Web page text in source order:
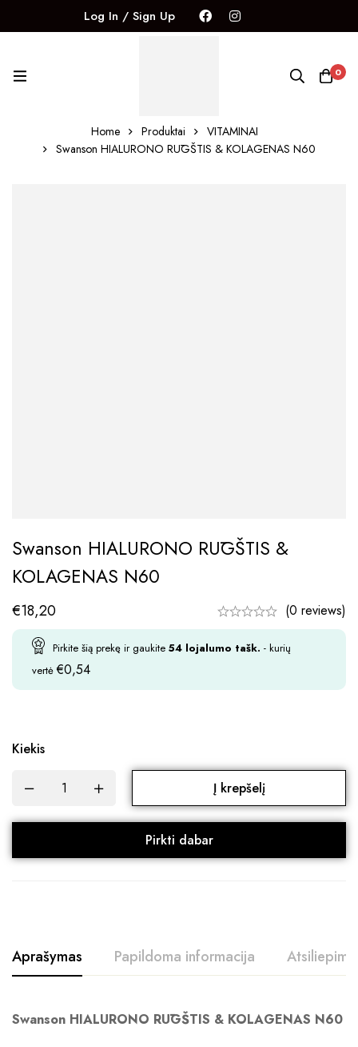
Log In / Sign Up
0
Home Produktai
VITAMINAI
Swanson HIALURONO RŪGŠTIS & KOLAGENAS N60
Swanson HIALURONO RŪGŠTIS &
KOLAGENAS N60
€18,20 (0 reviews)
Pirkite šią prekę ir gaukite 54 lojalumo tašk. - kurių
vertė€0,54
Kiekis
Į krepšelį
Pirkti dabar
Aprašymas Papildoma informacija
Swanson HIALURONO RŪGŠTIS & KOLAGENAS N60